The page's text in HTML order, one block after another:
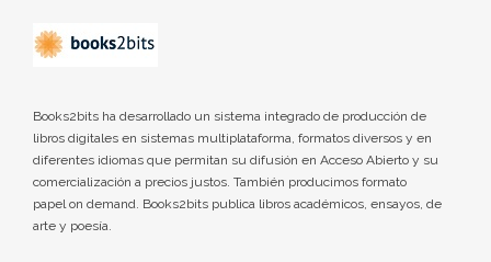
Books2bits ha desarrollado un sistema integrado de producción de
libros digitales en sistemas multiplataforma, formatos diversos y en
diferentes idiomas que permitan su difusión en Acceso Abierto y su
comercialización a precios justos. También producimos formato
papel on demand. Books2bits publica libros académicos, ensayos, de
arte y poesía.